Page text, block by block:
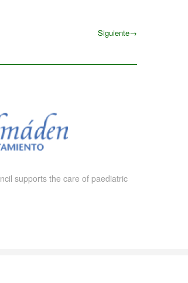
Siguiente→
supports the care of paediatric